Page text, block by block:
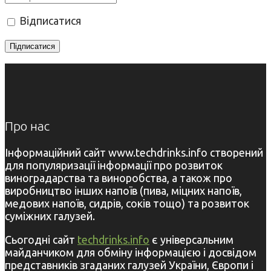
Відписатися
Про нас
Інформаційний сайт www.techdrinks.info створений
для популяризації інформації про розвиток
виноградарства та виноробства, а також про
виробництво інших напоїв (пива, міцних напоїв,
медових напоїв, сидрів, соків тощо) та розвиток
суміжних галузей.
Сьогодні сайт techdrinks.info є універсальним
майданчиком для обміну інформацією і досвідом
представників згаданих галузей України, Європи і